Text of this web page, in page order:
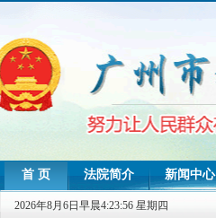
首 页 法院简介 新闻中心
司法统计
2026年8月6日早晨4:23:56 星期四